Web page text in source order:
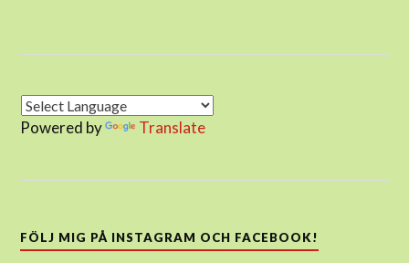
Powered by Translate
FÖLJ MIG PÅ INSTAGRAM OCH FACEBOOK!